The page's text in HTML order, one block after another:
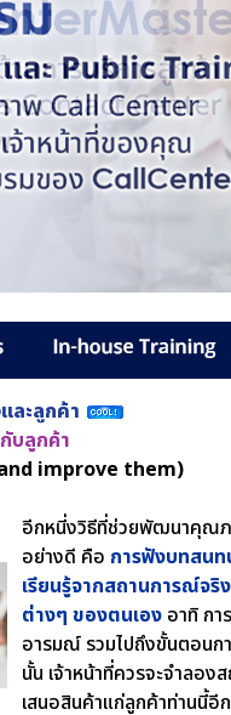
ละลูกค้า
บลูกค้า
improve them)
อีกหนี่งวิธีที่ช่วยพัฒนาคุณภ
อย่างดี คือ การฟังบทสนท
เรียนรู้จากสถานการณ์จ
ต่างๆ ของตนเอง อาทิ กา
อารมณ์ รวมไปถึงขั้นตอนก
นั้น เจ้าหน้าที่ควรจะจำลอง
เสนอสินค้าแก่ลูกค้าท่านนี้อี